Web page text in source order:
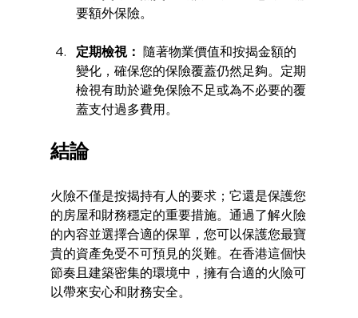
要額外保險。
定期檢視： 隨著物業價值和按揭金額的
變化，確保您的保險覆蓋仍然足夠。定期
檢視有助於避免保險不足或為不必要的覆
蓋支付過多費用。
結論
火險不僅是按揭持有人的要求；它還是保護您
的房屋和財務穩定的重要措施。通過了解火險
的內容並選擇合適的保單，您可以保護您最寶
貴的資產免受不可預見的災難。在香港這個快
節奏且建築密集的環境中，擁有合適的火險可
以帶來安心和財務安全。